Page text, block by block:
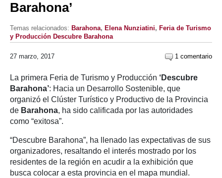
Barahona’
Temas relacionados: Barahona, Elena Nunziatini, Feria de Turismo
y Producción Descubre Barahona
27 marzo, 2017 1 comentario
La primera Feria de Turismo y Producción ‘Descubre
Barahona’: Hacia un Desarrollo Sostenible, que
organizó el Clúster Turístico y Productivo de la Provincia
de Barahona, ha sido calificada por las autoridades
como “exitosa”.
“Descubre Barahona”, ha llenado las expectativas de sus
organizadores, resaltando el interés mostrado por los
residentes de la región en acudir a la exhibición que
busca colocar a esta provincia en el mapa mundial.